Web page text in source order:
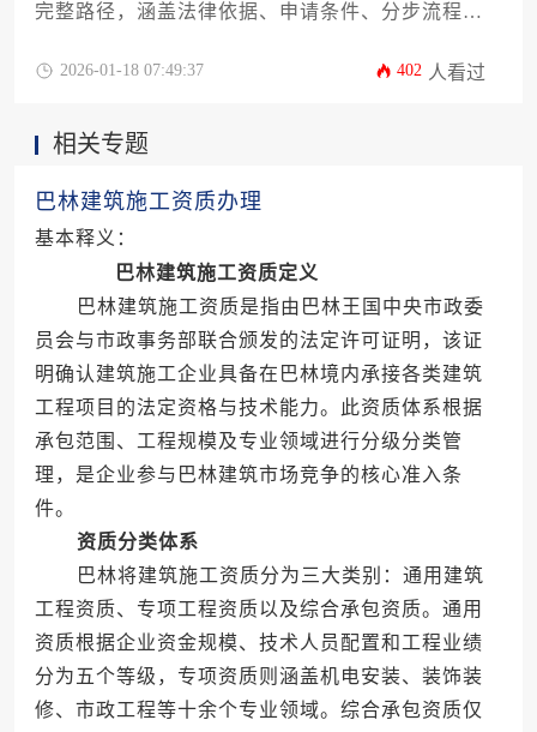
完整路径，涵盖法律依据、申请条件、分步流程、
基建市场的企业提供一站式实操指南。
2026-01-18 07:49:37 402 人看过
相关专题
巴林建筑施工资质办理
基本释义：
巴林建筑施工资质定义
巴林建筑施工资质是指由巴林王国中央市政委
员会与市政事务部联合颁发的法定许可证明，该证
明确认建筑施工企业具备在巴林境内承接各类建筑
工程项目的法定资格与技术能力。此资质体系根据
承包范围、工程规模及专业领域进行分级分类管
理，是企业参与巴林建筑市场竞争的核心准入条
件。
资质分类体系
巴林将建筑施工资质分为三大类别：通用建筑
工程资质、专项工程资质以及综合承包资质。通用
资质根据企业资金规模、技术人员配置和工程业绩
分为五个等级，专项资质则涵盖机电安装、装饰装
修、市政工程等十余个专业领域。综合承包资质仅